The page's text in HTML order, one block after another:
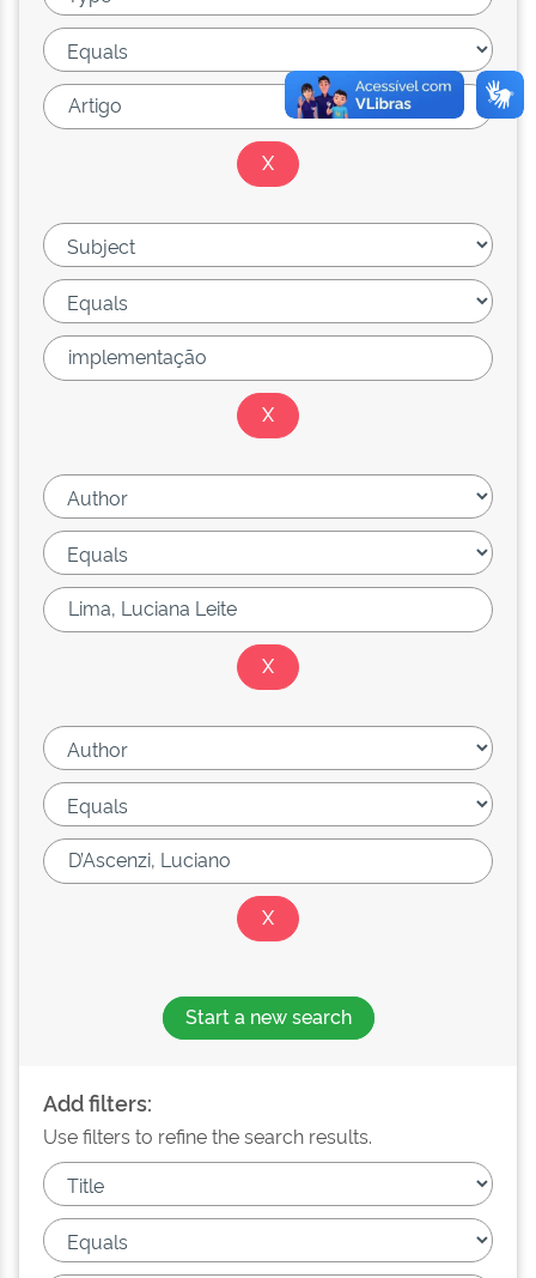
Start a new search
Add filters:
Use filters to refine the search results.